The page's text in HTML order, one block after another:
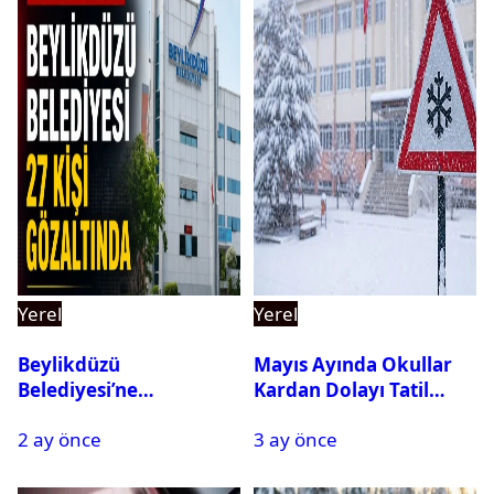
Yerel
Beylikdüzü
Belediyesi’ne
Gözaltına Alındı
2 ay önce
Yerel
Mayıs Ayında Okullar
Kardan Dolayı Tatil
3 ay önce